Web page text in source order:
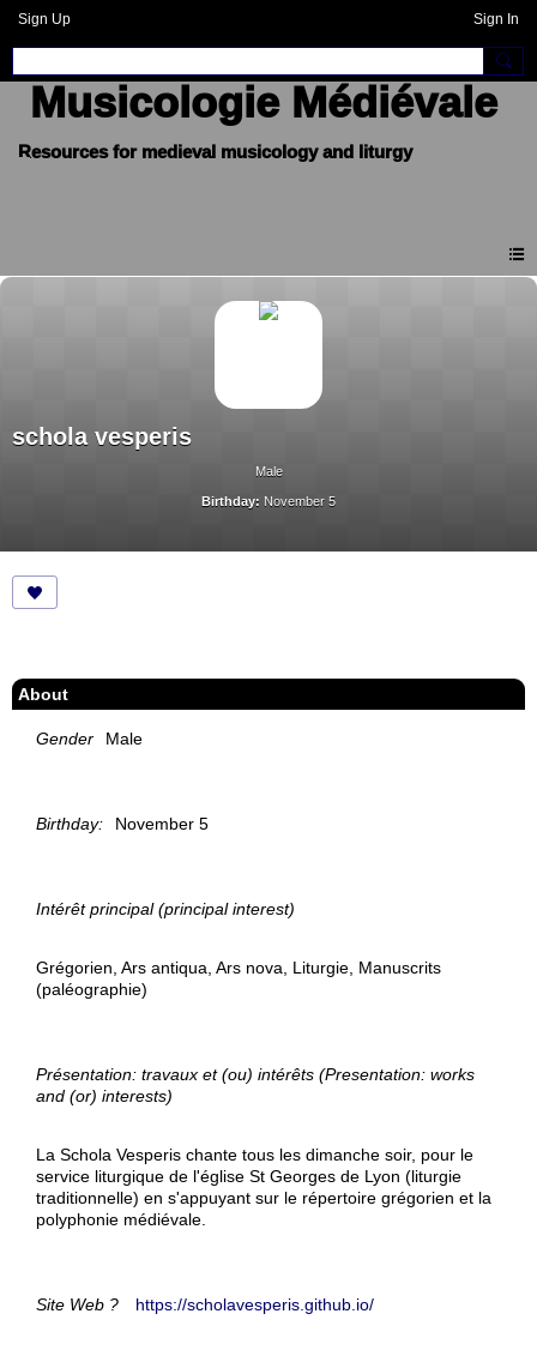
Sign Up Sign In
Musicologie Médiévale
schola vesperis
Male
Birthday: November 5
About
Gender Male
Birthday: November 5
Intérêt principal (principal interest)
Grégorien, Ars antiqua, Ars nova, Liturgie, Manuscrits
(paléographie)
Présentation: travaux et (ou) intérêts (Presentation: works
and (or) interests)
La Schola Vesperis chante tous les dimanche soir, pour le
service liturgique de l'église St Georges de Lyon (liturgie
traditionnelle) en s'appuyant sur le répertoire grégorien et la
polyphonie médiévale.
Site Web ? https://scholavesperis.github.io/